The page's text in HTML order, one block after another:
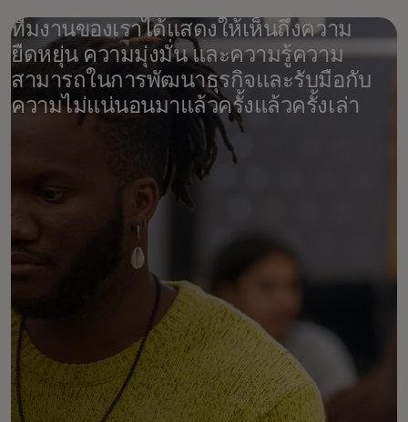
ทีมงานของเราได้แสดงให้เห็นถึงความ
ยืดหยุ่น ความมุ่งมั่น และความรู้ความ
สามารถในการพัฒนาธุรกิจและรับมือกับ
ความไม่แน่นอนมาแล้วครั้งแล้วครั้งเล่า